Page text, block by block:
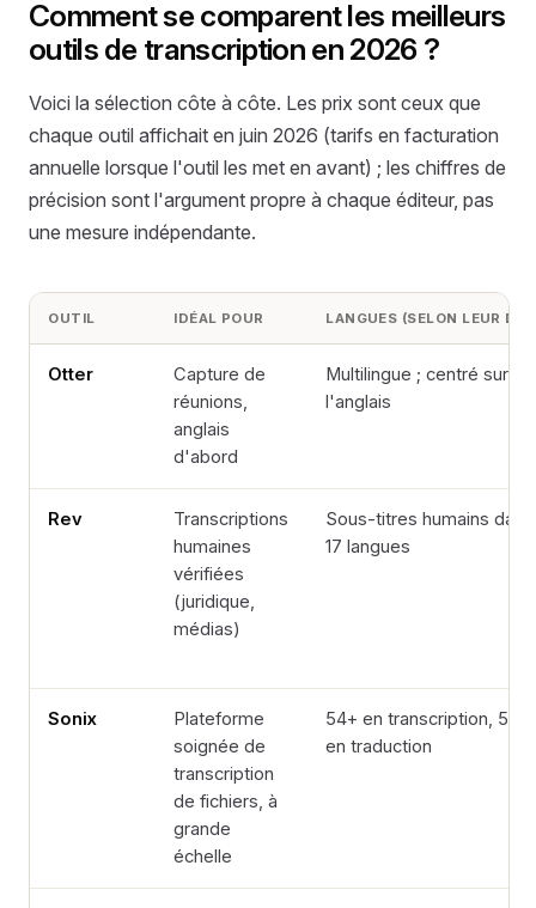
Comment se comparent les meilleurs
outils de transcription en 2026 ?
Voici la sélection côte à côte. Les prix sont ceux que
chaque outil affichait en juin 2026 (tarifs en facturation
annuelle lorsque l'outil les met en avant) ; les chiffres de
précision sont l'argument propre à chaque éditeur, pas
une mesure indépendante.
OUTIL IDÉAL POUR LANGUES (SELON LEUR
Otter
Capture de
réunions,
anglais
d'abord
Multilingue ; centré sur
l'anglais
Rev
Transcriptions
humaines
vérifiées
(juridique,
médias)
Sous-titres humains dans
17 langues
Sonix
Plateforme
soignée de
transcription
de fichiers, à
grande
échelle
54+ en transcription, 55+
en traduction